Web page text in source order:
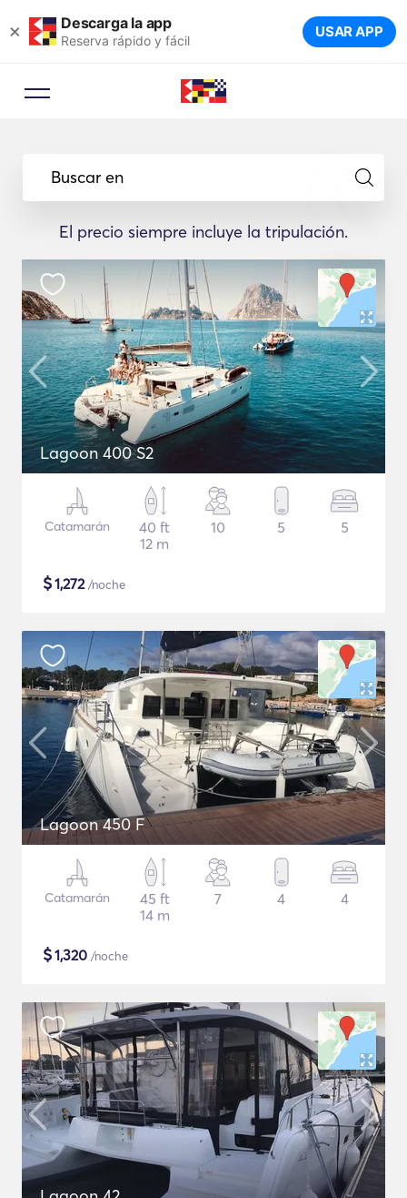
× Descarga la app
Reserva rápido y fácil USAR APP
Buscar en
El precio siempre incluye la tripulación.
Lagoon 400 S2
Catamarán
40 ft
12 m
10 5 5
$1,272/noche
Lagoon 450 F
Catamarán
45 ft
14 m
7 4 4
$1,320 /noche